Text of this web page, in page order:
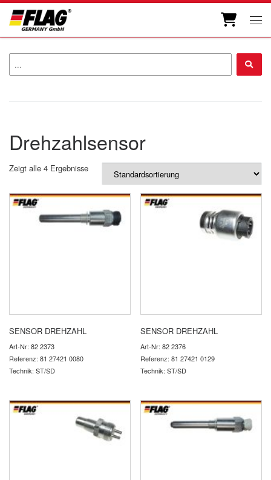
Zum Inhalt springen
Drehzahlsensor
Zeigt alle 4 Ergebnisse
SENSOR DREHZAHL
Art-Nr: 82 2373
Referenz: 81 27421 0080
Technik: ST/SD
SENSOR DREHZAHL
Art-Nr: 82 2376
Referenz: 81 27421 0129
Technik: ST/SD